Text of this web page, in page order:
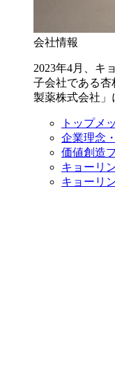
会社情報
2023年4月、キ
子会社である
製薬株式会社」
トップメ
企業理念
価値創造
キョーリ
キョーリ